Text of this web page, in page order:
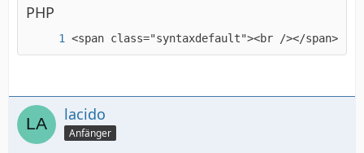
PHP
<span class="syntaxdefault"><br /></
lacido
Anfänger